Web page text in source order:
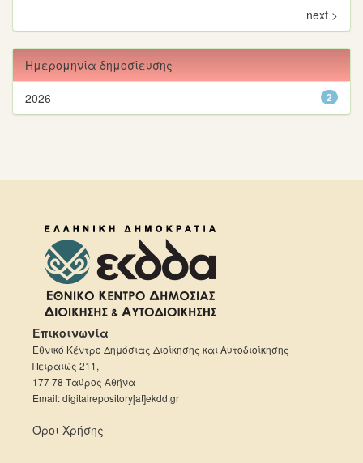
next >
Ημερομηνία δημοσίευσης
2
2026
Επικοινωνία
Εθνικό Κέντρο Δημόσιας Διοίκησης και Αυτοδιοίκησης
Πειραιώς 211,
177 78 Ταύρος Αθήνα
Email: digitalrepository[at]ekdd.gr
Όροι Χρήσης